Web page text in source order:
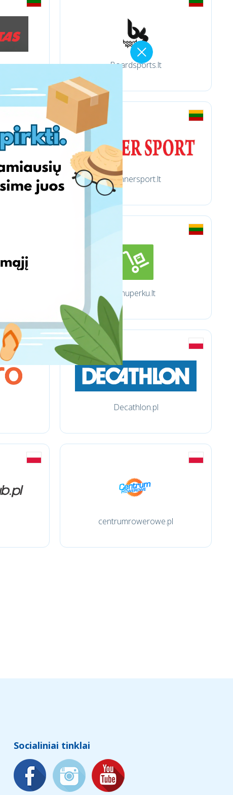
Boardsports.lt
Winnersport.lt
Imuperku.lt
Decathlon.pl
centrumrowerowe.pl
Socialiniai tinklai